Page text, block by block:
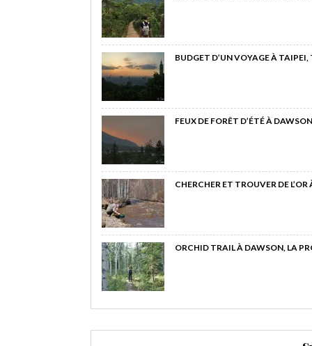
BUDGET D’UN VOYAGE À
FEUX DE FORÊT D’ÉTÉ À
CHERCHER ET TROUVER DE
ORCHID TRAIL À DAWSON, LA